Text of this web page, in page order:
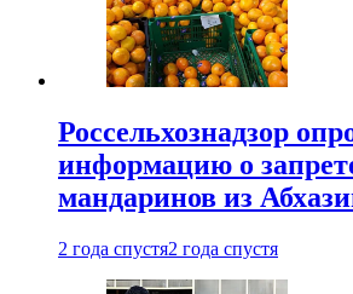
Россельхознадзор
информацию о
мандаринов из
2 года спустя2 года спустя